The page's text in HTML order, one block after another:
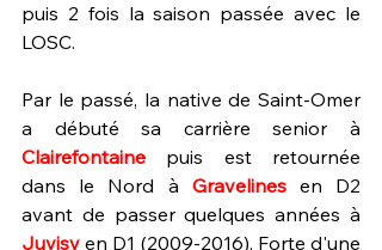
puis 2 fois la saison passée avec le
LOSC.
Par le passé, la native de Saint-Omer
Clairefontaine puis est retournée
dans le Nord à Gravelines en D2
Juvisy en D1 (2009-2016). Forte d'une